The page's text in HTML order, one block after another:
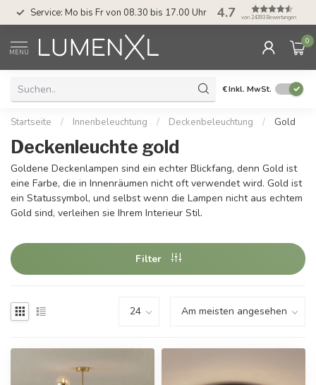
Service: Mo bis Fr von 08.30 bis 17.00 Uhr 4.7 von 24393 Bewertungen
MENU
0
€Inkl. MwSt.
Startseite / Innenbeleuchtung / Deckenbeleuchtung / Gold
Deckenleuchte gold
Goldene Deckenlampen sind ein echter Blickfang, denn Gold ist
eine Farbe, die in Innenräumen nicht oft verwendet wird. Gold ist
ein Statussymbol, und selbst wenn die Lampen nicht aus echtem
Gold sind, verleihen sie Ihrem Interieur Stil.
Filter